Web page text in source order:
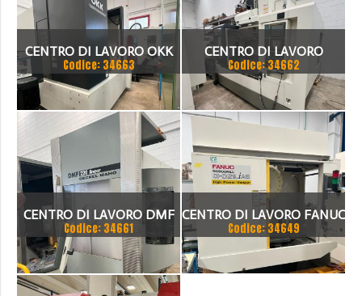
CENTRO DI LAVORO OKK
Codice: 34663
CENTRO DI LAVORO
VCENTER A110
Codice: 34662
CENTRO DI LAVORO DMF
220 LINEAR
Codice: 34661
CENTRO DI LAVORO FANUC
Codice: 34649